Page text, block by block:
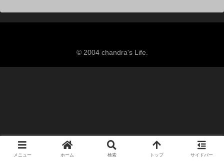
© 2004 chandra's Life.
メニュー ホーム 検索 トップ サイドバー